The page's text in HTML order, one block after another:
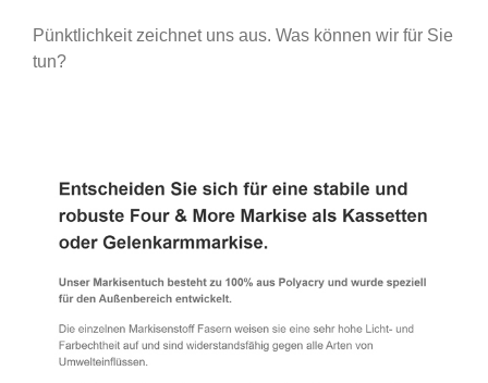
Pünktlichkeit zeichnet uns aus. Was können wir für Sie
tun?